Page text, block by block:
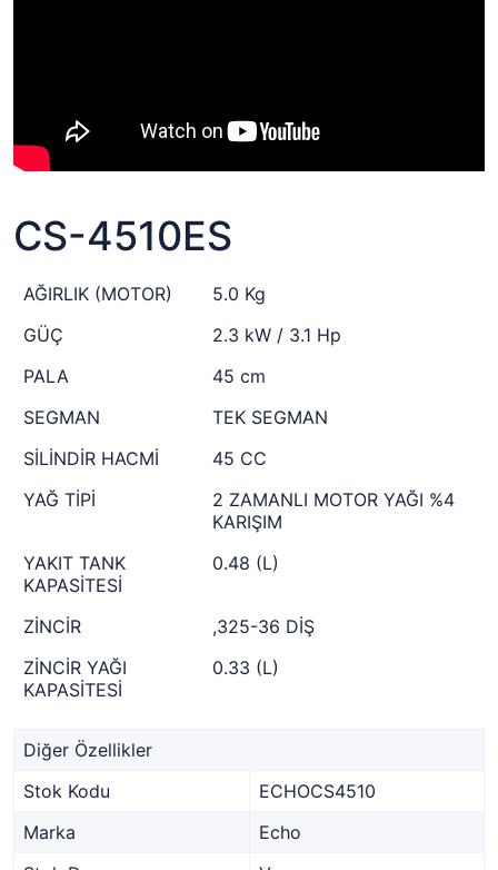
CS-4510ES
AĞIRLIK (MOTOR)
5.0 Kg
GÜÇ
2.3 kW / 3.1 Hp
PALA
45 cm
SEGMAN
TEK SEGMAN
SİLİNDİR HACMİ
45 CC
YAĞ TİPİ
2 ZAMANLI MOTOR YAĞI %4
KARIŞIM
YAKIT TANK
KAPASİTESİ
0.48 (L)
ZİNCİR
,325-36 DİŞ
ZİNCİR YAĞI
KAPASİTESİ
0.33 (L)
Diğer Özellikler
Stok Kodu
ECHOCS4510
Marka
Echo